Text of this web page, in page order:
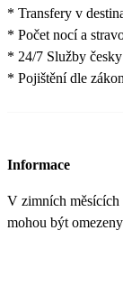
* Transfery v
* Počet nocí a
* 24/7 Služby
* Pojištění dle
Informace
V zimních měsících
mohou být